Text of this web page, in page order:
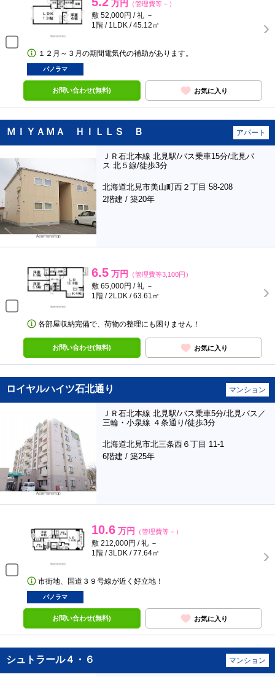
万円 （管理費等－）
敷 52,000円 / 礼 －
1階 / 1LDK / 45.12㎡
１２月～３月の期間電気代の補助があります。
パノラマ
お問い合わせ(無料) お気に入り
ＭＩＹＡＭＡ ＨＩＬＬＳ Ｂ アパート
ＪＲ石北本線 北見駅/バス乗車15分/北見バ
ス 北５線/徒歩3分
北海道北見市美山町西２丁目 58-208
2階建 / 築20年
6.5 万円 （管理費等3,100円）
敷 65,000円 / 礼 －
1階 / 2LDK / 63.61㎡
各部屋収納完備で、荷物の整理にも困りません！
お問い合わせ(無料) お気に入り
ロイヤルハイツ石北通り マンション
ＪＲ石北本線 北見駅/バス乗車5分/北見バス／
三輪・小泉線 ４条通り/徒歩3分
北海道北見市北三条西６丁目 11-1
6階建 / 築25年
10.6 万円 （管理費等－）
敷 212,000円 / 礼 －
1階 / 3LDK / 77.64㎡
市街地、国道３９号線が近く好立地！
パノラマ
お問い合わせ(無料) お気に入り
シュトラール４・６ マンション